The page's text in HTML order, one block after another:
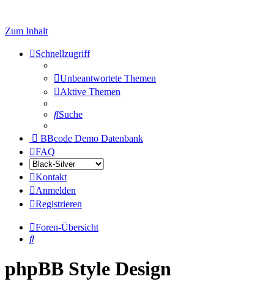
Zum Inhalt
Schnellzugriff
Unbeantwortete Themen
Aktive Themen
Suche
BBcode Demo Datenbank
FAQ
Kontakt
Anmelden
Registrieren
Foren-Übersicht
Suche
phpBB Style Design